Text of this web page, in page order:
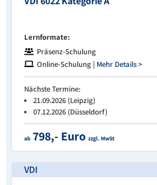
Lernformate:
Präsenz-Schulung
Online-Schulung | Mehr Details >
Nächste Termine:
21.09.2026 (Leipzig)
07.12.2026 (Düsseldorf)
ab 798,- Euro zzgl. MwSt
VDI